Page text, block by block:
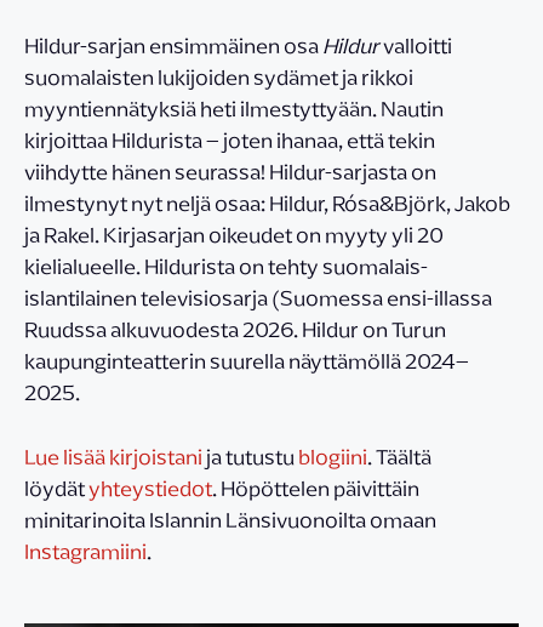
Hildur-sarjan ensimmäinen osaHildurvalloitti
suomalaisten lukijoiden sydämet ja rikkoi
myyntiennätyksiä heti ilmestyttyään. Nautin
kirjoittaa Hildurista – joten ihanaa, että tekin
viihdytte hänen seurassa! Hildur-sarjasta on
ilmestynyt nyt neljä osaa: Hildur, Rósa&Björk, Jakob
ja Rakel. Kirjasarjan oikeudet on myyty yli 20
kielialueelle. Hildurista on tehty suomalais-
islantilainen televisiosarja (Suomessa ensi-illassa
Ruudssa alkuvuodesta 2026. Hildur on Turun
kaupunginteatterin suurella näyttämöllä 2024–
2025.
Lue lisää kirjoistanija tutustublogiini. Täältä
löydätyhteystiedot. Höpöttelen päivittäin
minitarinoita Islannin Länsivuonoilta omaan
Instagramiini.